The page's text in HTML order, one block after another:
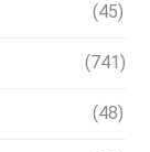
(45)
(741)
(48)